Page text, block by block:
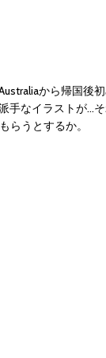
から帰国後
手なイラストが…
らうとするか。